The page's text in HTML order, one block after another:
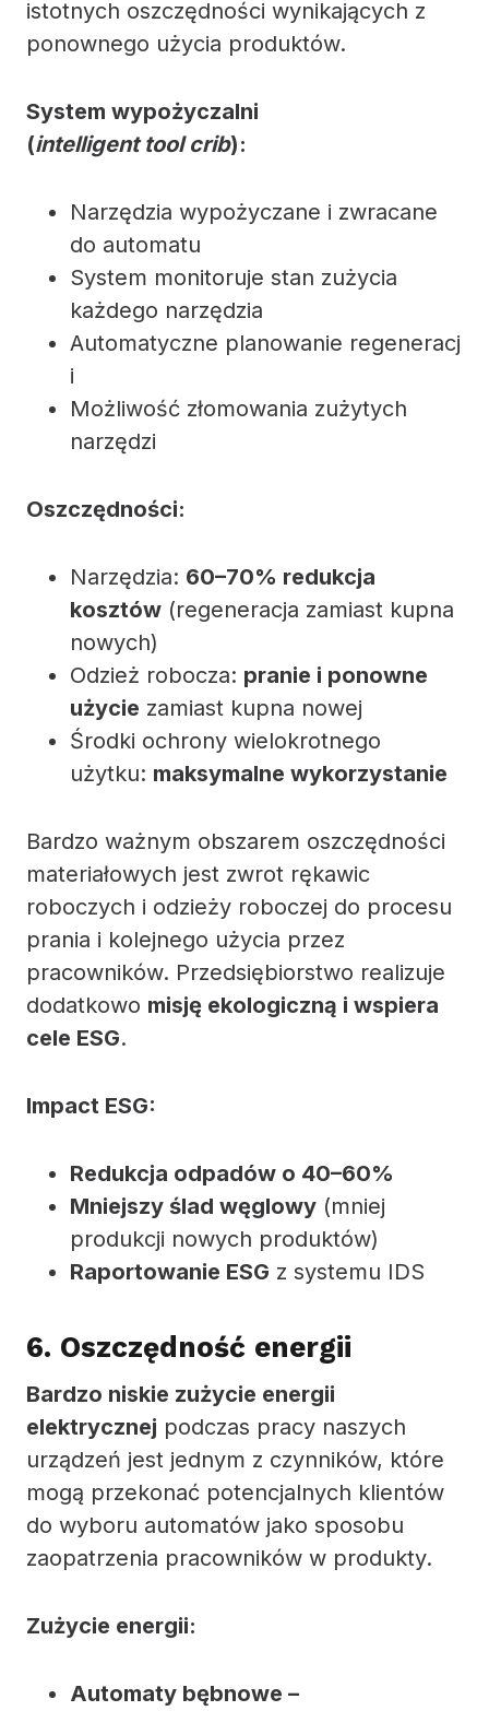
istotnych oszczędności wynikających z
ponownego użycia produktów.
System wypożyczalni
(intelligent tool crib):
Narzędzia wypożyczane i zwracane
do automatu
System monitoruje stan zużycia
każdego narzędzia
Automatyczne planowanie regeneracj
i
Możliwość złomowania zużytych
narzędzi
Oszczędności:
Narzędzia: 60–70% redukcja
kosztów (regeneracja zamiast kupna
nowych)
Odzież robocza: pranie i ponowne
użycie zamiast kupna nowej
Środki ochrony wielokrotnego
użytku: maksymalne wykorzystanie
Bardzo ważnym obszarem oszczędności
materiałowych jest zwrot rękawic
roboczych i odzieży roboczej do procesu
prania i kolejnego użycia przez
pracowników. Przedsiębiorstwo realizuje
dodatkowo misję ekologiczną i wspiera
cele ESG.
Impact ESG:
Redukcja odpadów o 40–60%
Mniejszy ślad węglowy (mniej
produkcji nowych produktów)
Raportowanie ESG z systemu IDS
6. Oszczędność energii
Bardzo niskie zużycie energii
elektrycznej podczas pracy naszych
urządzeń jest jednym z czynników, które
mogą przekonać potencjalnych klientów
do wyboru automatów jako sposobu
zaopatrzenia pracowników w produkty.
Zużycie energii:
Automaty bębnowe –